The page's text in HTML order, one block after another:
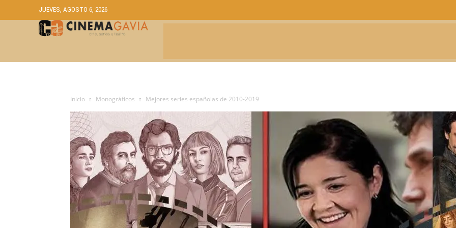
JUEVES, AGOSTO 6, 2026
Inicio Monográficos Mejores series españolas de 2010-2019